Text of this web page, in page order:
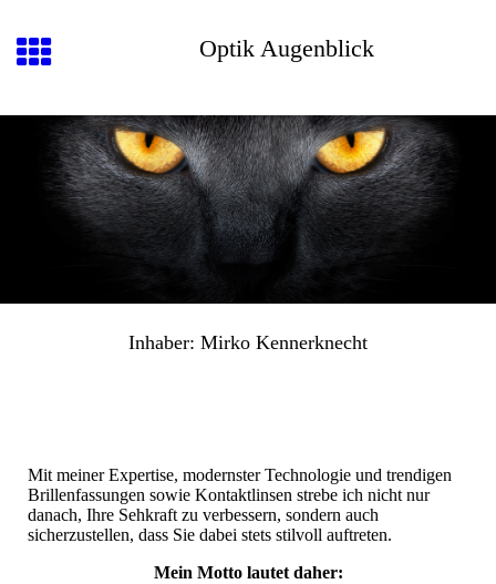
Optik Augenblick
Inhaber: Mirko Kennerknecht
Mit meiner Expertise, modernster Technologie und trendigen
Brillenfassungen sowie Kontaktlinsen strebe ich nicht nur
danach, Ihre Sehkraft zu verbessern, sondern auch
sicherzustellen, dass Sie dabei stets stilvoll auftreten.
Mein Motto lautet daher: